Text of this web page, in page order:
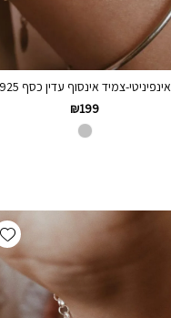
אינפיניטי-צמיד אינסוף עדין כסף 925
₪199